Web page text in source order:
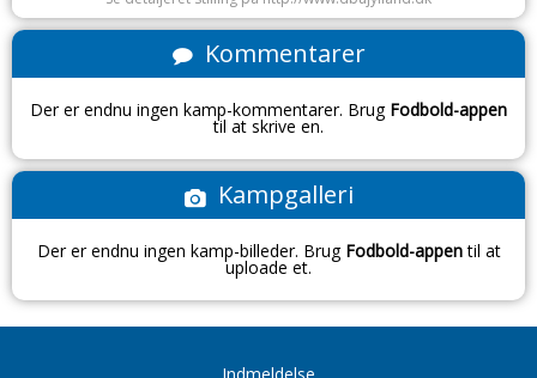
Kommentarer
Der er endnu ingen kamp-kommentarer. Brug Fodbold-appen
til at skrive en.
Kampgalleri
Der er endnu ingen kamp-billeder. Brug Fodbold-appentil at
uploade et.